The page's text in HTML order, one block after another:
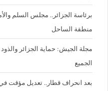
برئاسة الجزائر.. مجلس السلم
منطقة الساحل
مجلة الجيش: حماية الجزائر
الجميع
بعد انحراف قطار.. تعديل مؤقت